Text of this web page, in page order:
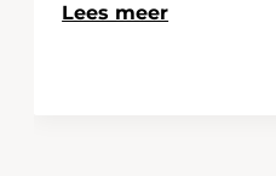
Lees meer